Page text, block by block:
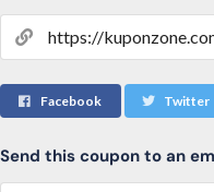
Facebook Twitter
Send this coupon to an